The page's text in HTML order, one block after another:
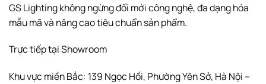
GS Lighting không ngừng đổi mới công nghệ, đa dạng hóa
mẫu mã và nâng cao tiêu chuẩn sản phẩm.
Trực tiếp tại Showroom
Khu vực miền Bắc: 139 Ngọc Hồi, Phường Yên Sở, Hà Nội –